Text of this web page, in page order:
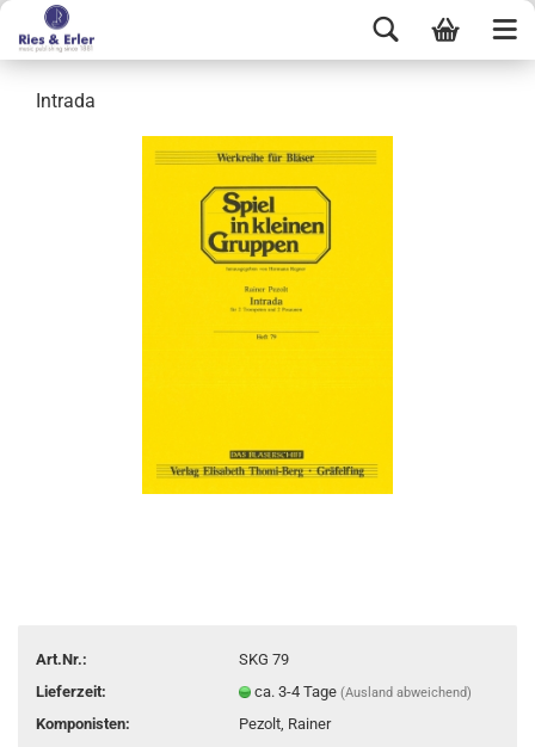
Intrada
Art.Nr.:
SKG 79
Lieferzeit:
ca. 3-4 Tage(Ausland abweichend)
Komponisten: Pezolt, Rainer